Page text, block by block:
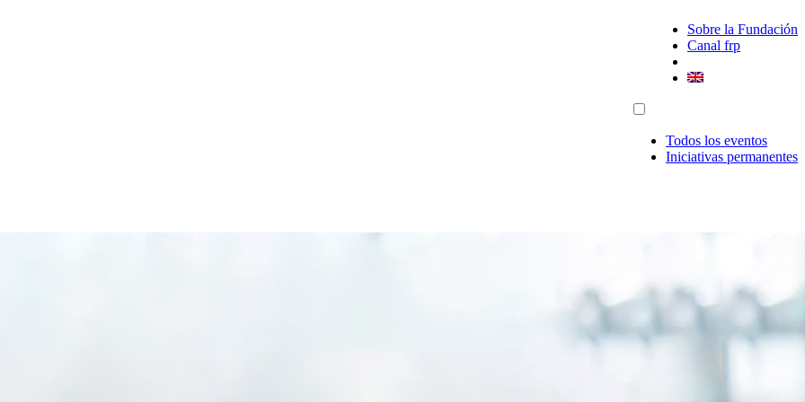
Sobre la Fundación
Canal frp
Todos los eventos
Iniciativas permanentes